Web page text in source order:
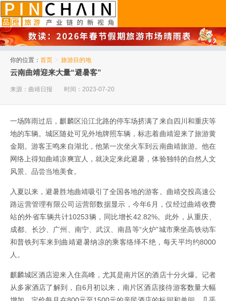
你的位置： 首页 > 旅游目的地
云南曲靖迎来大量“避暑客”
来源：曲靖日报 时间：2023-07-20
一场阵雨过后，麒麟区沿江北路的停车场挤满了来自四川和重庆等
地的车辆。城区随处可见外地牌照车辆，标志着曲靖迎来了旅游黄
金期。游客王鸣来自湖北，他第一次坐火车到云南曲靖旅游。他在
网络上得知曲靖凉爽宜人，就决定来此避暑，体验独特的自然人文
风景、品尝当地美食。
入夏以来，避暑胜地曲靖吸引了全国各地的游客。曲靖交投高速公
路运营管理有限公司运营部数据显示，今年6月，仅经过曲靖收费
站的外省车辆共计10253辆，同比增长42.82%。此外，从重庆、
成都、长沙、广州、南宁、武汉、南昌等“火炉”城市乘坐高铁动车
和普铁列车来到曲靖避暑纳凉的乘客络绎不绝，每天平均约8000
人。
麒麟城区酒店迎来入住高峰，尤其是南片区的酒店十分火爆。记者
从多家酒店了解到，自6月初以来，南片区酒店接待游客数量大幅